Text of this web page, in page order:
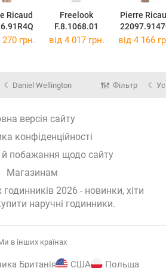
Ricaud
Freelook
F.8.1068.01
Pierre
270 грн. від 4 017 грн. від 4 166
Daniel Wellington Фільтр
версія сайту
конфіденційності
побажання щодо сайту
Магазинам
2026 - новинки, хіти
наручні годинники.
в інших країнах
Британія США Польща